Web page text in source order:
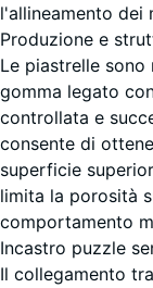
l'allineamento dei
Produzione e
Le piastrelle
gomma legato
controllata e
consente di
superficie
limita la porosità
comportamento
Incastro puzzle
Il collegamento
50
×
50
×
0,8
cm
- 20,40 €